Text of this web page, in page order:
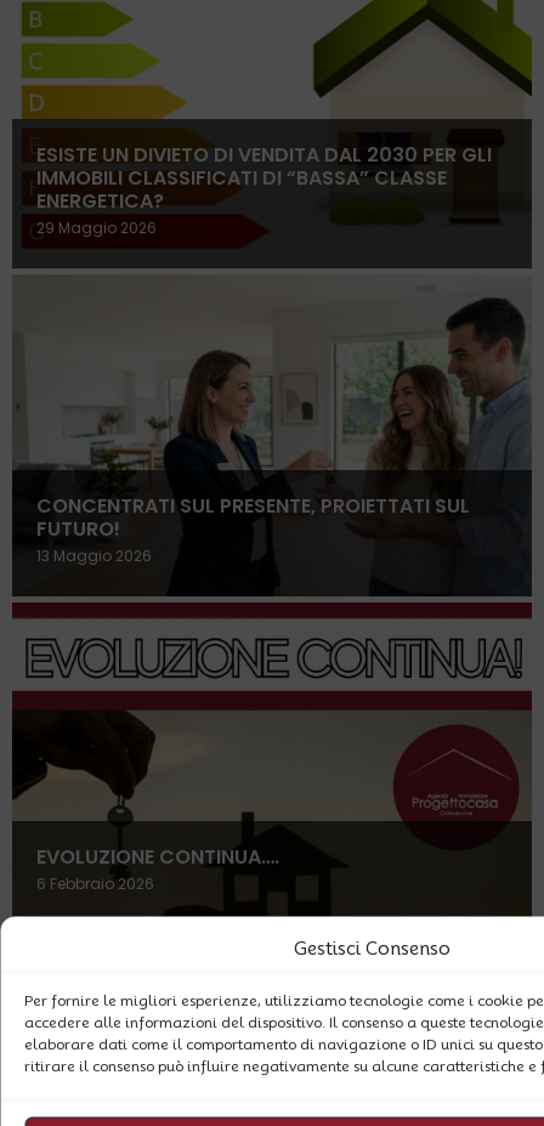
Gestisci Consenso
Per fornire le migliori esperienze, utilizziamo tecnologie come i cookie
accedere alle informazioni del dispositivo. Il consenso a queste
elaborare dati come il comportamento di navigazione o ID unici su questo
ritirare il consenso può influire negativamente su alcune caratteristiche e
ESISTE UN DIVIETO DI VENDITA DAL 2030 PER GLI
IMMOBILI CLASSIFICATI DI “BASSA” CLASSE
ENERGETICA?
29 Maggio 2026
CONCENTRATI SUL PRESENTE, PROIETTATI SUL
FUTURO!
13 Maggio 2026
EVOLUZIONE CONTINUA….
6 Febbraio 2026